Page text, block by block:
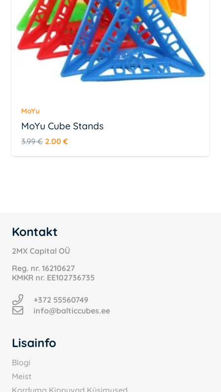
MoYu
MoYu Cube Stands
3.99€ Algne
hind
2.00€Praegune
hind
Kontakt
2MX Capital OÜ
Reg. nr. 16210627
KMKR nr. EE102736735
+372 55560749
info@balticcubes.ee
Lisainfo
Blogi
Meist